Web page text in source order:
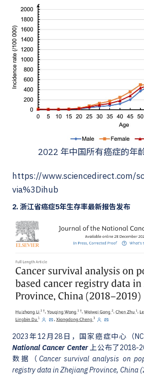
2022 年中国所有癌症的年
https://www.sciencedirect.com/
via%3Dihub
2. 浙江省癌症5年生存率最新报告发布
2023年12月28日，国家癌症中心（
National Cancer Center 上公布了2018-
数据（ Cancer survival analysis on
registry data in Zhejiang Province, China